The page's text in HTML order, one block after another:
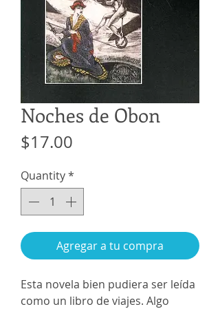
Noches de Obon
$17.00
Quantity*
Agregar a tu compra
Esta novela bien pudiera ser leída
como un libro de viajes. Algo